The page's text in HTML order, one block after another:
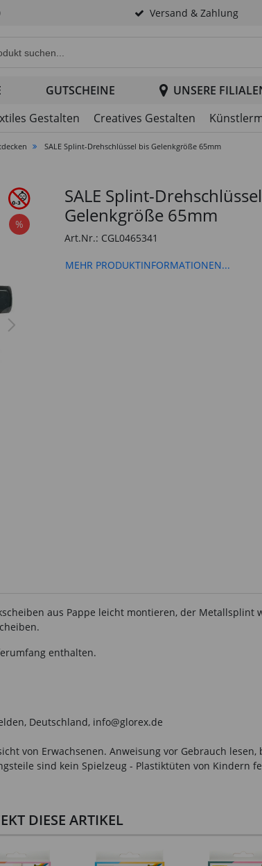
Versand & Zahlung
GUTSCHEINE
UNSERE
Gestalten Creatives Gestalten
SALE Splint-Drehschlüssel bis Gelenkgröße 65mm
%
SALE Splint-
Gelenkgröße 65mm
Art.Nr.: CGL0465341
MEHR PRODUKTINFORMATIONEN...
aus Pappe leicht montieren, der
enthalten.
Deutschland, info@glorex.de
von Erwachsenen. Anweisung vor Gebrauch
sind kein Spielzeug - Plastiktüten von Kindern
DIESE ARTIKEL